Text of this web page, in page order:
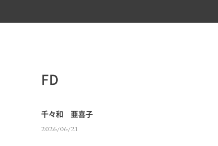
FD
千々和 亜喜子
2026/06/21